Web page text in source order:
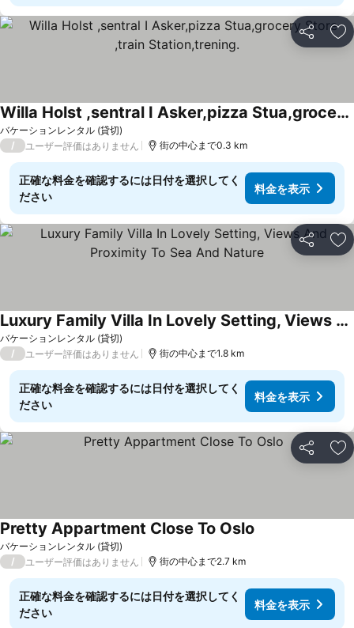
シェア お
バケーションレンタル (貸切)
Willa Holst ,sentral I Asker,pizza Stua,grocery Store ,train Station,trening.
/ ユーザー評価はありません 街の中心まで0.3 km
正確な料金を確認するには日付を選択してく
ださい
料金を表示
シェア お
バケーションレンタル (貸切)
Luxury Family Villa In Lovely Setting, Views And Proximity To Sea And Nature
/ ユーザー評価はありません 街の中心まで1.8 km
正確な料金を確認するには日付を選択してく
ださい
料金を表示
シェア お
バケーションレンタル (貸切)
Pretty Appartment Close To Oslo
/ ユーザー評価はありません 街の中心まで2.7 km
正確な料金を確認するには日付を選択してく
ださい
料金を表示